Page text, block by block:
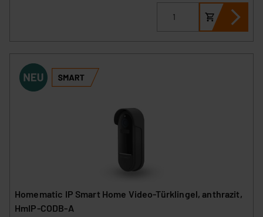
Homematic IP Smart Home Video-Türklingel, anthrazit,
HmIP-CODB-A